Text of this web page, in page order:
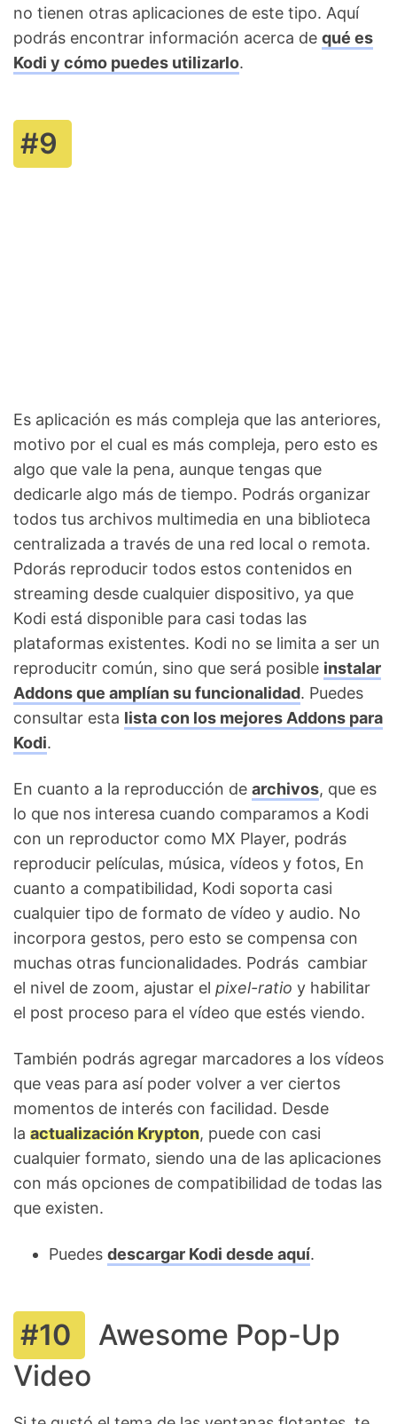
no tienen otras aplicaciones de este tipo. Aquí
podrás encontrar información acerca de qué es
Kodi y cómo puedes utilizarlo.
Es aplicación es más compleja que las anteriores,
motivo por el cual es más compleja, pero esto es
algo que vale la pena, aunque tengas que
dedicarle algo más de tiempo. Podrás organizar
todos tus archivos multimedia en una biblioteca
centralizada a través de una red local o remota.
Pdorás reproducir todos estos contenidos en
streaming desde cualquier dispositivo, ya que
Kodi está disponible para casi todas las
plataformas existentes. Kodi no se limita a ser un
reproducitr común, sino que será posible instalar
Addons que amplían su funcionalidad. Puedes
consultar esta lista con los mejores Addons para
Kodi.
En cuanto a la reproducción de archivos, que es
lo que nos interesa cuando comparamos a Kodi
con un reproductor como MX Player, podrás
reproducir películas, música, vídeos y fotos, En
cuanto a compatibilidad, Kodi soporta casi
cualquier tipo de formato de vídeo y audio. No
incorpora gestos, pero esto se compensa con
muchas otras funcionalidades. Podrás cambiar
el nivel de zoom, ajustar el pixel-ratio y habilitar
el post proceso para el vídeo que estés viendo.
También podrás agregar marcadores a los vídeos
que veas para así poder volver a ver ciertos
momentos de interés con facilidad. Desde
la actualización Krypton, puede con casi
cualquier formato, siendo una de las aplicaciones
con más opciones de compatibilidad de todas las
que existen.
Puedes descargar Kodi desde aquí.
Awesome Pop-Up
Video